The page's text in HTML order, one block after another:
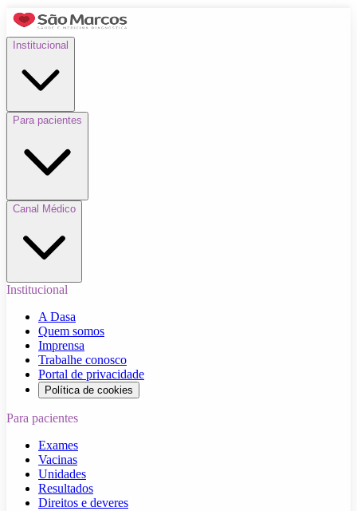
Institucional
Para pacientes
Canal Médico
Institucional
A Dasa
Quem somos
Imprensa
Trabalhe conosco
Portal de privacidade
Política de cookies
Para pacientes
Exames
Vacinas
Unidades
Resultados
Direitos e deveres